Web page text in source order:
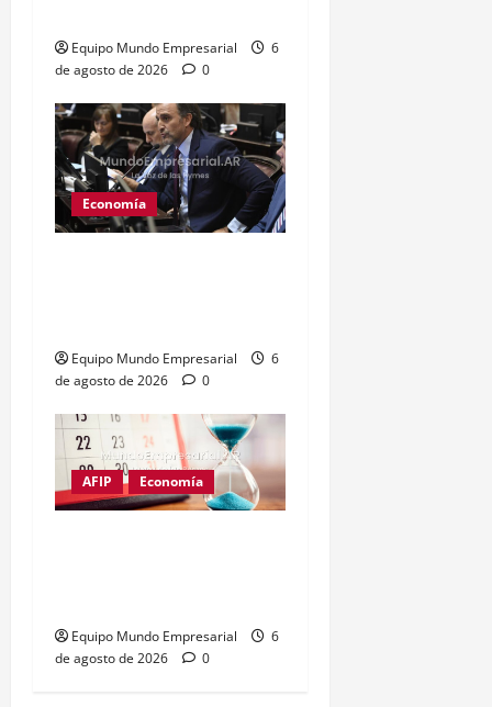
Equipo Mundo Empresarial
6
de agosto de 2026
0
Economía
Equipo Mundo Empresarial
6
de agosto de 2026
0
AFIP Economía
Equipo Mundo Empresarial
6
de agosto de 2026
0